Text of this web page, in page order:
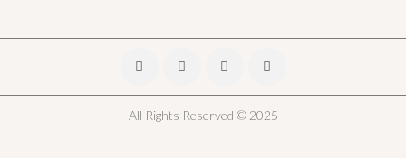
All Rights Reserved © 2025